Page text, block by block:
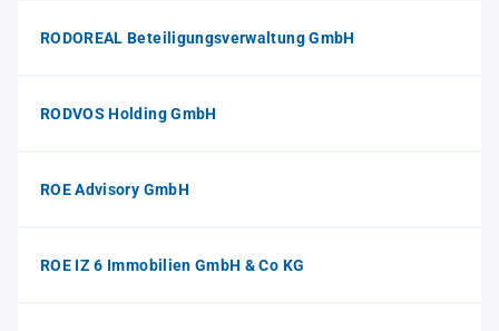
RODOREAL Beteiligungsverwaltung GmbH
RODVOS Holding GmbH
ROE Advisory GmbH
ROE IZ 6 Immobilien GmbH & Co KG